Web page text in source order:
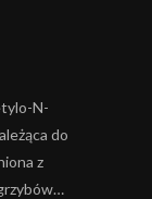
N-
do
z